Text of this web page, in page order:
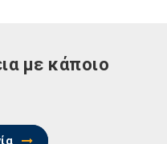
με κάποιο